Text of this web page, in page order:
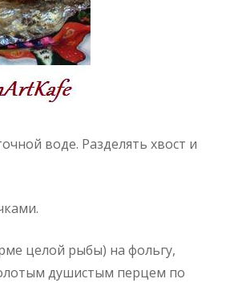
воде. Разделять хвост и
целой рыбы) на фольгу,
душистым перцем по